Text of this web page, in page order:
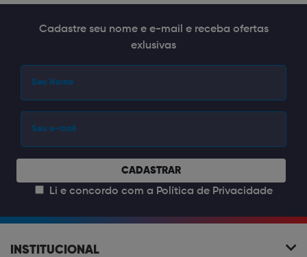
Cadastre seu nome e e-mail e receba ofertas
exlusivas
CADASTRAR
Li e concordo com a Política de Privacidade
INSTITUCIONAL